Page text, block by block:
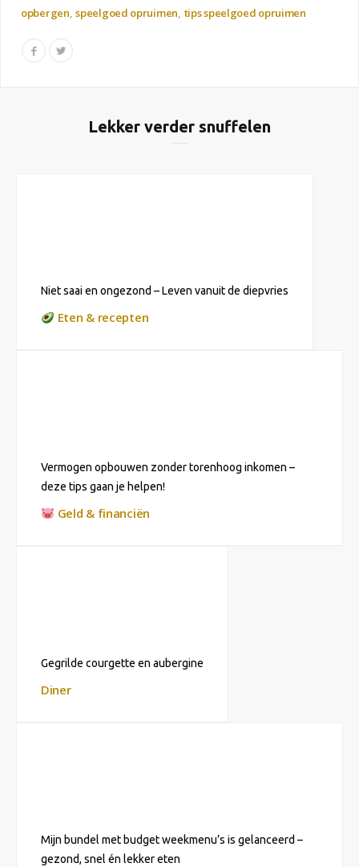
opbergen speelgoed opruimen tips speelgoed opruimen
Lekker verder snuffelen
Niet saai en ongezond – Leven vanuit de diepvries
Eten & recepten
Vermogen opbouwen zonder torenhoog inkomen –
deze tips gaan je helpen!
Geld & financiën
Gegrilde courgette en aubergine
Diner
Mijn bundel met budget weekmenu’s is gelanceerd –
gezond, snel én lekker eten